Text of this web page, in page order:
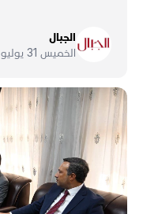
الجبال
الخميس 31 يوليو 2025 11:35 م